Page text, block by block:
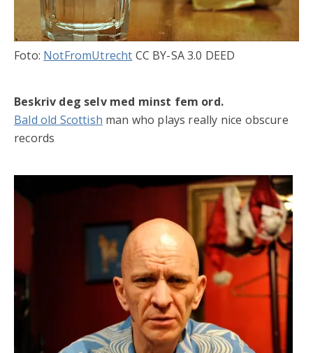
Foto: NotFromUtrecht CC BY-SA 3.0 DEED
Beskriv deg selv med minst fem ord.
Bald old Scottish man who plays really nice obscure
records